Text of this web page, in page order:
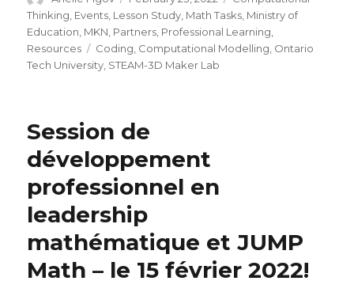
on
Thinking Events Lesson Study Math Tasks Ministry of
Education MKN Partners Professional Learning
Resources
Tags
Coding Computational Modelling Ontario
Tech University STEAM-3D Maker Lab
Session de
développement
professionnel en
leadership
mathématique et JUMP
Math – le 15 février 2022!